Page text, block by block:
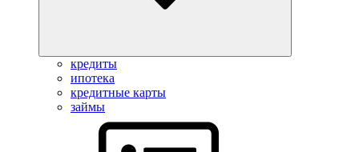
кредиты
ипотека
кредитные карты
займы